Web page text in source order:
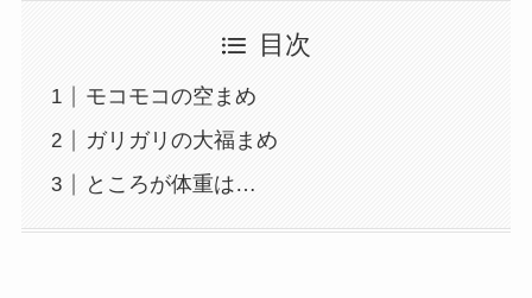
目次
モコモコの空まめ
ガリガリの大福まめ
ところが体重は…